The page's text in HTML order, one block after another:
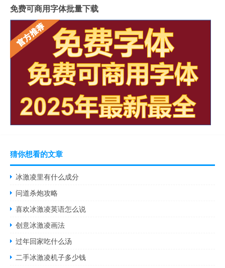
免费可商用字体批量下载
猜你想看的文章
冰激凌里有什么成分
问道杀炮攻略
喜欢冰激凌英语怎么说
创意冰激凌画法
过年回家吃什么汤
二手冰激凌机子多少钱